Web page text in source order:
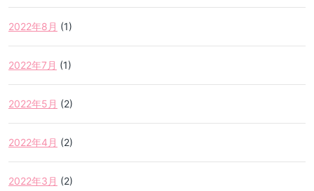
2022年8月 (1)
2022年7月 (1)
2022年5月 (2)
2022年4月 (2)
2022年3月 (2)